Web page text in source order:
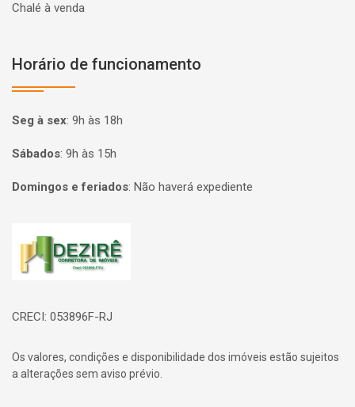
Chalé à venda
Horário de funcionamento
Seg à sex: 9h às 18h
Sábados: 9h às 15h
Domingos e feriados: Não haverá expediente
Página inicial
CRECI: 053896F-RJ
Os valores, condições e disponibilidade dos imóveis estão sujeitos
a alterações sem aviso prévio.